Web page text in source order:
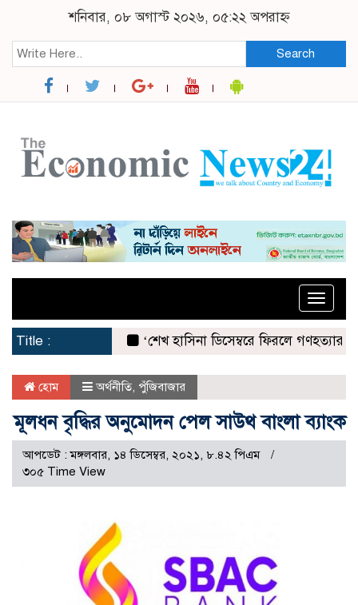
শনিবার, ০৮ অগাস্ট ২০২৬, ০৫:২২ অপরাহ্ন
Search
Toggle
Title :
‘শেখ হাসিনা ডিসেম্বরে ফিরলে গণহত্যার দায়
হোম অর্থনীতি পুঁজিবাজার
মূলধন বৃদ্ধির অনুমোদন পেল সাউথ বাংলা ব্যাংক
আপডেট : মঙ্গলবার, ১৪ ডিসেম্বর, ২০২১, ৮.৪২ পিএম
৩০৫ Time View